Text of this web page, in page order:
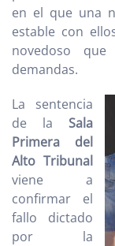
en el que una
estable con
novedoso
demandas.
La sentencia
de la Sala
Primera del
Alto Tribunal
viene a
confirmar el
fallo dictado
por la